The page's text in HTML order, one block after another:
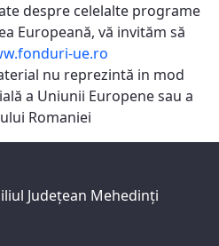
despre celelalte programe
Europeană, vă invităm să
ue.ro
nu reprezintă in mod
a Uniunii Europene sau a
Romaniei
Judeţean Mehedinţi